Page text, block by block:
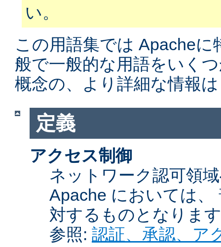
い。
この用語集では Apache
般で一般的な用語をいく
概念の、より詳細な情報
定義
アクセス制御
ネットワーク認可領
Apache においては
対するものとなりま
参照: 認証、承認、ア